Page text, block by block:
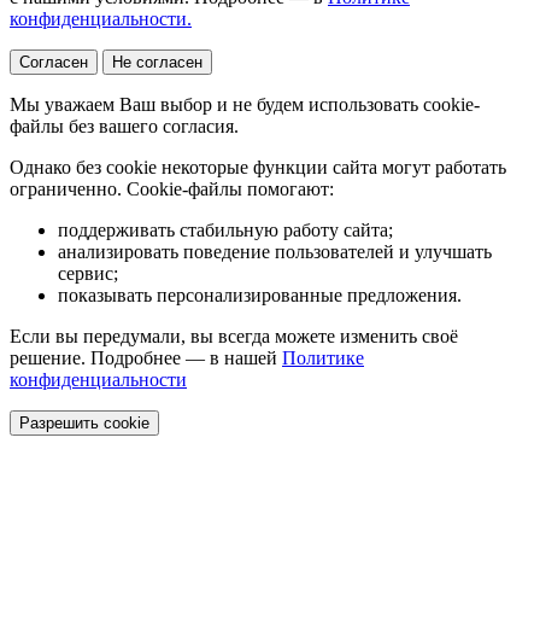
конфиденциальности.
Согласен Не согласен
Мы уважаем Ваш выбор и не будем использовать cookie-
файлы без вашего согласия.
Однако без cookie некоторые функции сайта могут работать
ограниченно. Cookie-файлы помогают:
поддерживать стабильную работу сайта;
анализировать поведение пользователей и улучшать
сервис;
показывать персонализированные предложения.
Если вы передумали, вы всегда можете изменить своё
решение. Подробнее — в нашей Политике
конфиденциальности
Разрешить cookie